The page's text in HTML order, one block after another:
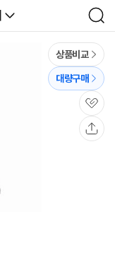
검
색
상품비교
대량구매
관
심